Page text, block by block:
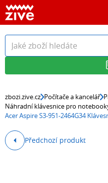
zbozi.zive.cz Počítače a kancelář
Náhradní klávesnice pro
Acer Aspire S3-951-2464G34
Předchozí produkt